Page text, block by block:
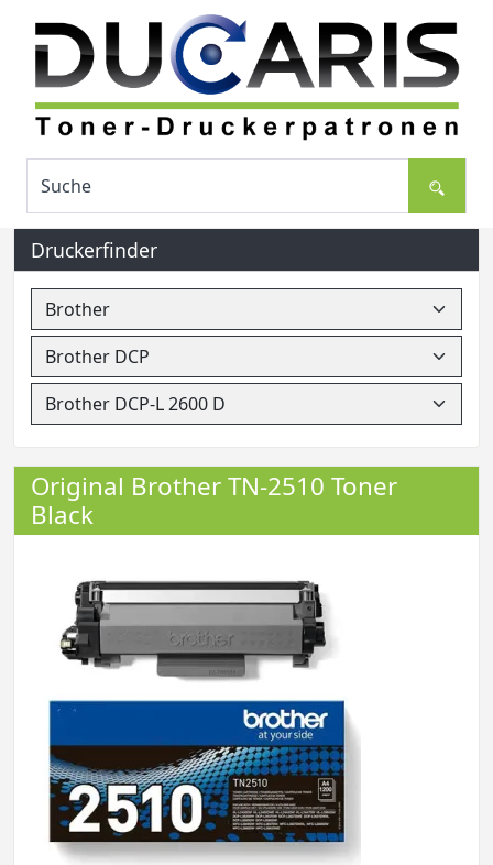
Druckerfinder
Original Brother TN-2510 Toner
Black